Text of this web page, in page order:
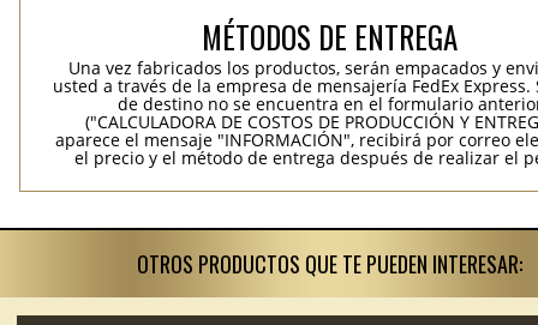
MÉTODOS DE ENTREGA
Una vez fabricados los productos, serán empacados y
usted a través de la empresa de mensajería FedEx Express.
de destino no se encuentra en el formulario
("CALCULADORA DE COSTOS DE PRODUCCIÓN Y
aparece el mensaje "INFORMACIÓN", recibirá por correo
el precio y el método de entrega después de realizar el
OTROS PRODUCTOS QUE TE PUEDEN INTERESAR: